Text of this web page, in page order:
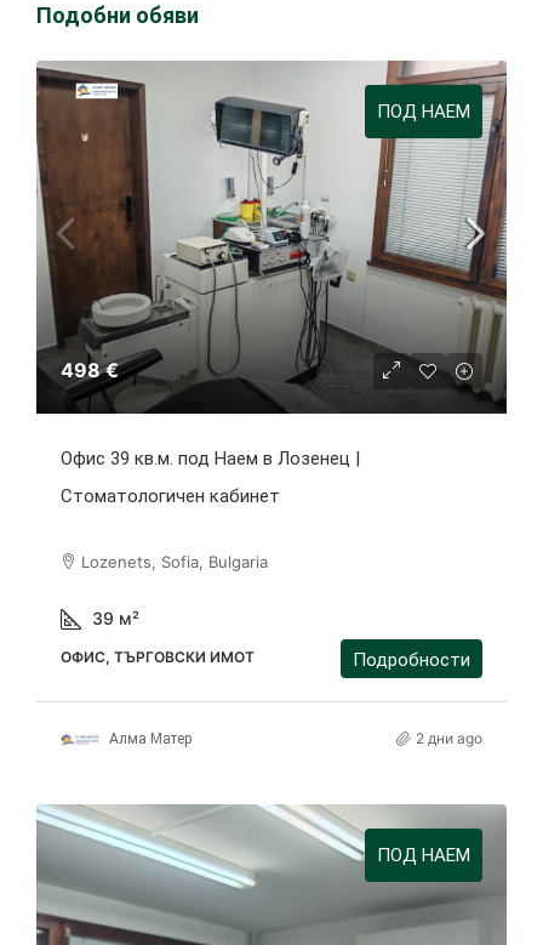
Подобни обяви
ПОД НАЕМ
498 €
Офис 39 кв.м. под Наем в Лозенец |
Стоматологичен кабинет
Lozenets, Sofia, Bulgaria
39 м²
ОФИС, ТЪРГОВСКИ ИМОТ Подробности
Алма Матер 2 дни ago
ПОД НАЕМ